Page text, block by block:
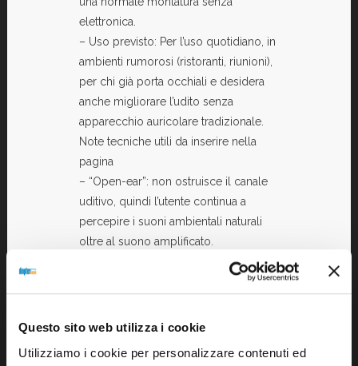
Questo sito web utilizza i cookie
Utilizziamo i cookie per personalizzare contenuti ed
elettronica.
– Uso previsto: Per l’uso quotidiano, in
ambienti rumorosi (ristoranti, riunioni),
per chi già porta occhiali e desidera
anche migliorare l’udito senza
apparecchio auricolare tradizionale.
Note tecniche utili da inserire nella
pagina
– “Open-ear”: non ostruisce il canale
uditivo, quindi l’utente continua a
percepire i suoni ambientali naturali
oltre al suono amplificato.
– Non è pensato per perdita uditiva
severa/grave: è indicato per “mild-to-
– Non supporta streaming audio da
Bluetooth — la connessione Bluetooth